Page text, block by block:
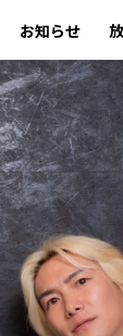
お知らせ